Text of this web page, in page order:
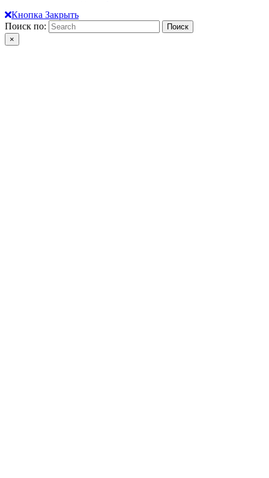
Кнопка Закрыть
Поиск по:
×